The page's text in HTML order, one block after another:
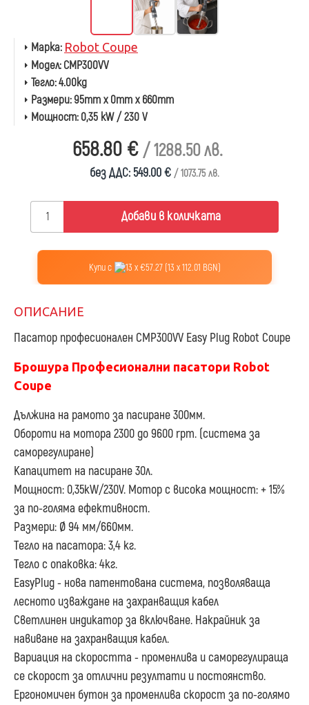
658.80 € / 1288.50 лв.
без ДДС: 549.00 € / 1073.75 лв.
Марка: Robot Coupe
Модел:CMP300VV
Тегло:4.00kg
Размери:95mm x 0mm x 660mm
Мощност:0,35 kW / 230 V
Добави в количката
Купи с 13 x €57.27 (13 x 112.01 BGN)
ОПИСАНИЕ
Пасатор професионален CMP300VV Easy Plug Robot Coupe
Брошура Професионални пасатори Robot
Coupe
Дължина на рамото за пасиране 300мм.
Обороти на мотора 2300 до 9600 rpm. (система за
саморегулиране)
Капацитет на пасиране 30л.
Мощност: 0,35kW/230V. Мотор с висока мощност: + 15%
за по-голяма ефективност.
Размери: Ø 94 мм/660мм.
Тегло на пасатора: 3,4 кг.
Тегло с опаковка: 4кг.
EasyPlug - нова патентована система, позволяваща
лесното изваждане на захранващия кабел
Светлинен индикатор за включване. Накрайник за
навиване на захранващия кабел.
Вариация на скоростта - променлива и саморегулираща
се скорост за отлични резултати и постоянство.
Ергономичен бутон за променлива скорост за по-голямо